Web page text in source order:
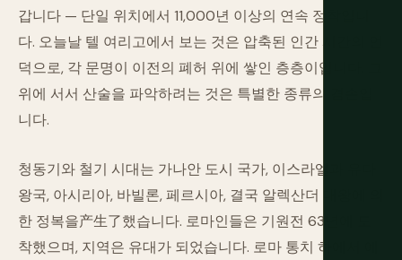
갑니다 — 단일 위치에서 11,000년 이상의 연속 정착입니
다. 오늘날 텔 여리고에서 보는 것은 압축된 인간 시간의 언
덕으로, 각 문명이 이전의 폐허 위에 쌓인 층층이입니다. 그
위에 서서 산술을 파악하려는 것은 특별한 종류의 겸손입
니다.
청동기와 철기 시대는 가나안 도시 국가, 이스라엘과 유다
왕국, 아시리아, 바빌론, 페르시아, 결국 알렉산더 대왕에 의
한 정복을产生了했습니다. 로마인들은 기원전 63년에 도
착했으며, 지역은 유대가 되었습니다. 로마 통치 하에서 예